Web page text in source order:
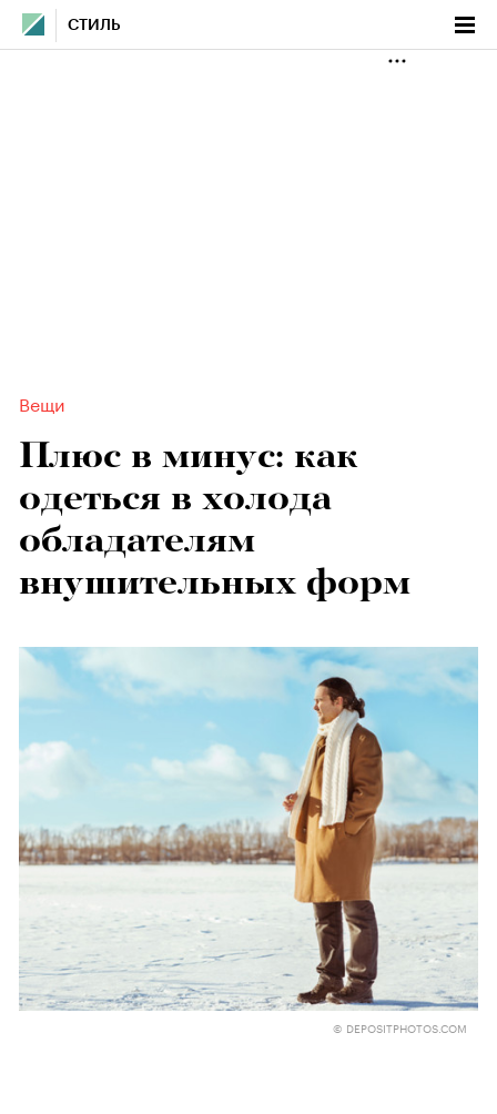
СТИЛЬ
Вещи
Плюс в минус: как
одеться в холода
обладателям
внушительных форм
© DEPOSITPHOTOS.COM